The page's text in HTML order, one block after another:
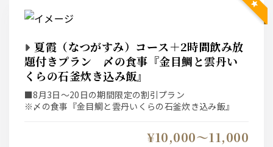
夏霞（なつがすみ）コース＋2時間飲み放
題付きプラン 〆の食事『金目鯛と雲丹い
くらの石釜炊き込み飯』
■8月3日～20日の期間限定の割引プラン
※〆の食事『金目鯛と雲丹いくらの石釜炊き込み飯』
¥10,000〜11,000